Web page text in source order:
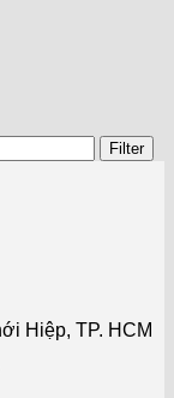
Filter
Hiệp, TP. HCM